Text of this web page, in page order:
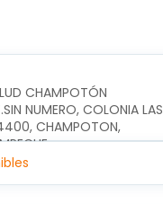
CHAMPOTÓN
NUMERO, COLONIA LAS
CHAMPOTON,